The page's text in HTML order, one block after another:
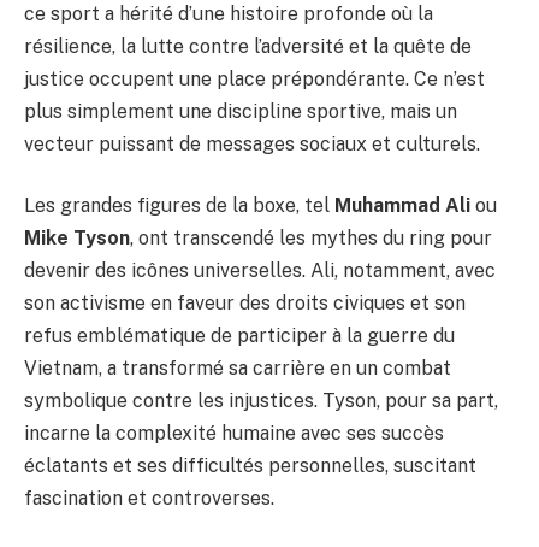
ce sport a hérité d’une histoire profonde où la
résilience, la lutte contre l’adversité et la quête de
justice occupent une place prépondérante. Ce n’est
plus simplement une discipline sportive, mais un
vecteur puissant de messages sociaux et culturels.
Les grandes figures de la boxe, tel Muhammad Ali ou
Mike Tyson, ont transcendé les mythes du ring pour
devenir des icônes universelles. Ali, notamment, avec
son activisme en faveur des droits civiques et son
refus emblématique de participer à la guerre du
Vietnam, a transformé sa carrière en un combat
symbolique contre les injustices. Tyson, pour sa part,
incarne la complexité humaine avec ses succès
éclatants et ses difficultés personnelles, suscitant
fascination et controverses.